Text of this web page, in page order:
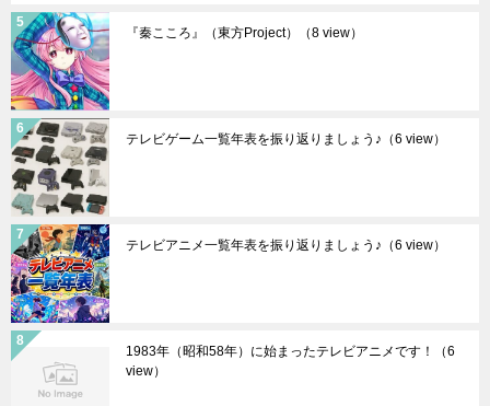
『秦こころ』（東方Project） （8 view）
テレビゲーム一覧年表を振り返りましょう♪ （6 view）
テレビアニメ一覧年表を振り返りましょう♪ （6 view）
1983年（昭和58年）に始まったテレビアニメです！
（6
view）